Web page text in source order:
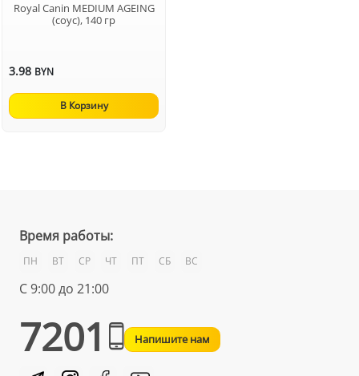
Royal Canin MEDIUM AGEING
(соус), 140 гр
3.98 BYN
В Корзину
Время работы:
ПН ВТ СР ЧТ ПТ СБ ВС
С 9:00 до 21:00
7201 Напишите нам